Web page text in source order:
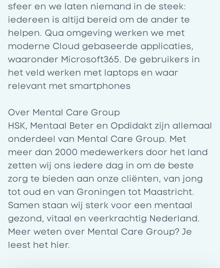
sfeer en we laten niemand in de steek:
iedereen is altijd bereid om de ander te
helpen. Qua omgeving werken we met
moderne Cloud gebaseerde applicaties,
waaronder Microsoft365. De gebruikers in
het veld werken met laptops en waar
relevant met smartphones
Over Mental Care Group
HSK, Mentaal Beter en Opdidakt zijn allemaal
onderdeel van Mental Care Group. Met
meer dan 2000 medewerkers door het land
zetten wij ons iedere dag in om de beste
zorg te bieden aan onze cliënten, van jong
tot oud en van Groningen tot Maastricht.
Samen staan wij sterk voor een mentaal
gezond, vitaal en veerkrachtig Nederland.
Meer weten over Mental Care Group? Je
leest het hier.